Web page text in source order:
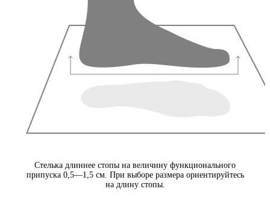
Стелька длиннее стопы на величину функционального
припуска 0,5—1,5 см. При выборе размера ориентируйтесь
на длину стопы.